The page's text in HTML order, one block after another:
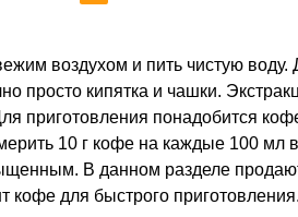
воздухом и пить чистую
кипятка и чашки.
приготовления понадобится
10 г кофе на каждые 100 мл
В данном разделе
кофе для быстрого приготовления.